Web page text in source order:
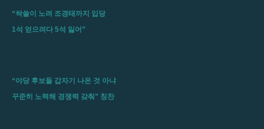
“싹쓸이 노려 조경태까지 입당
1석 얻으려다 5석 잃어”
“야당 후보들 갑자기 나온 것 아냐
꾸준히 노력해 경쟁력 갖춰” 칭찬